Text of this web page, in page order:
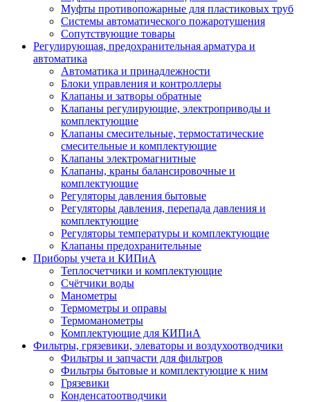
Муфты противопожарные для пластиковых труб
Системы автоматического пожаротушения
Сопутствующие товары
Регулирующая, предохранительная арматура и
автоматика
Автоматика и принадлежности
Блоки управления и контроллеры
Клапаны и затворы обратные
Клапаны регулирующие, электроприводы и
комплектующие
Клапаны смесительные, термостатические
смесительные и комплектующие
Клапаны электромагнитные
Клапаны, краны балансировочные и
комплектующие
Регуляторы давления бытовые
Регуляторы давления, перепада давления и
комплектующие
Регуляторы температуры и комплектующие
Клапаны предохранительные
Приборы учета и КИПиА
Теплосчетчики и комплектующие
Счётчики воды
Манометры
Термометры и оправы
Термоманометры
Комплектующие для КИПиА
Фильтры, грязевики, элеваторы и воздухоотводчики
Фильтры и запчасти для фильтров
Фильтры бытовые и комплектующие к ним
Грязевики
Конденсатоотводчики